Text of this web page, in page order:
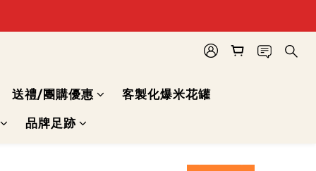
送禮/團購優惠 客製化爆米花罐
品牌足跡
prev
next